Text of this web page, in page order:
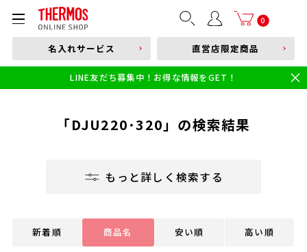
0
部品購入はこちら
本体品番やキーワードを入力
食洗機対応 新製品
幼児・園児向け水筒
名入れサービス 直営店限定商品
LINE友だち募集中！お得な情報をGET！
「DJU220･320」の検索結果
もっと詳しく検索する
新着順 商品名 安い順 高い順